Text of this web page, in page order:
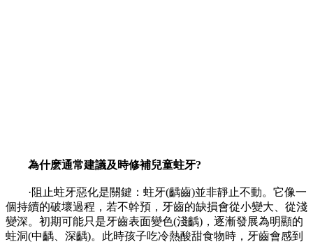
為什麽通常建議及時修補兒童蛀牙?
·阻止蛀牙惡化是關鍵：蛀牙(齲齒)並非靜止不動。它像一
個持續的破壞過程，若不幹預，牙齒的缺損會從小變大、從淺
變深。初期可能只是牙齒表面變色(淺齲)，逐漸發展為明顯的
蛀洞(中齲、深齲)。此時孩子吃冷熱酸甜食物時，牙齒會感到